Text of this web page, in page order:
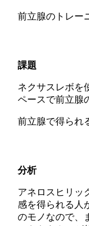
前立腺のトレー
課題
ネクサスレボを
ペースで前立腺
前立腺で得られ
分析
アネロスヒリッ
感を得られる人
のモノなので、